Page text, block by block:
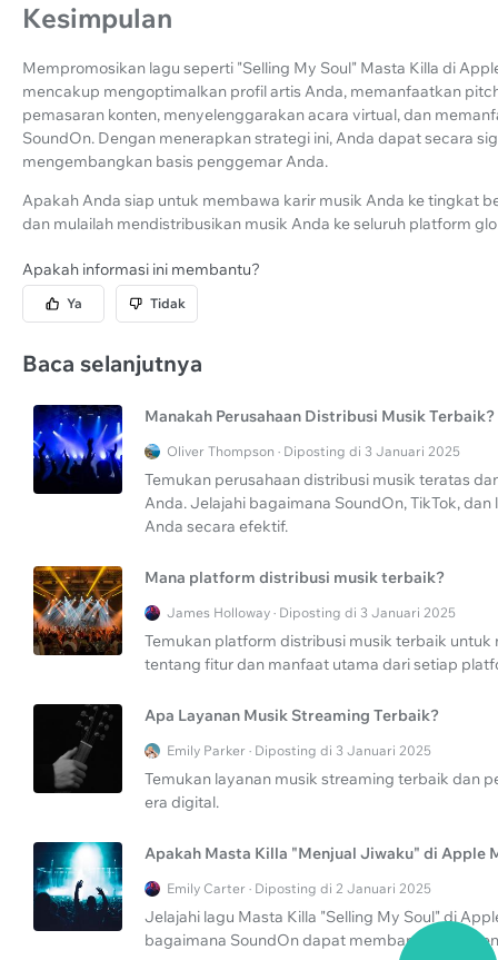
Kesimpulan
Mempromosikan lagu seperti "Selling My Soul" Masta Killa di
mencakup mengoptimalkan profil artis Anda, memanfaatkan
pemasaran konten, menyelenggarakan acara virtual, dan
SoundOn. Dengan menerapkan strategi ini, Anda dapat secara
mengembangkan basis penggemar Anda.
Apakah Anda siap untuk membawa karir musik Anda ke tingkat
dan mulailah mendistribusikan musik Anda ke seluruh platform
Apakah informasi ini membantu?
Ya Tidak
Baca selanjutnya
Manakah Perusahaan Distribusi Musik Terbaik?
Oliver Thompson · Diposting di 3 Januari 2025
Temukan perusahaan distribusi musik teratas
Anda. Jelajahi bagaimana SoundOn, TikTok,
Anda secara efektif.
Mana platform distribusi musik terbaik?
James Holloway · Diposting di 3 Januari 2025
Temukan platform distribusi musik terbaik
tentang fitur dan manfaat utama dari setiap
Apa Layanan Musik Streaming Terbaik?
Emily Parker · Diposting di 3 Januari 2025
Temukan layanan musik streaming terbaik dan
era digital.
Apakah Masta Killa "Menjual Jiwaku" di Apple
Emily Carter · Diposting di 2 Januari 2025
Jelajahi lagu Masta Killa "Selling My Soul" di
bagaimana SoundOn dapat membantu artis